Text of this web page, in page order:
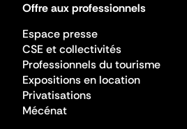
Offre aux professionnels
Espace presse
CSE et collectivités
Professionnels du tourisme
Expositions en location
Privatisations
Mécénat